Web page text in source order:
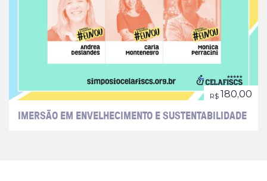
R$ 180,00
IMERSÃO EM ENVELHECIMENTO E SUSTENTABILIDADE